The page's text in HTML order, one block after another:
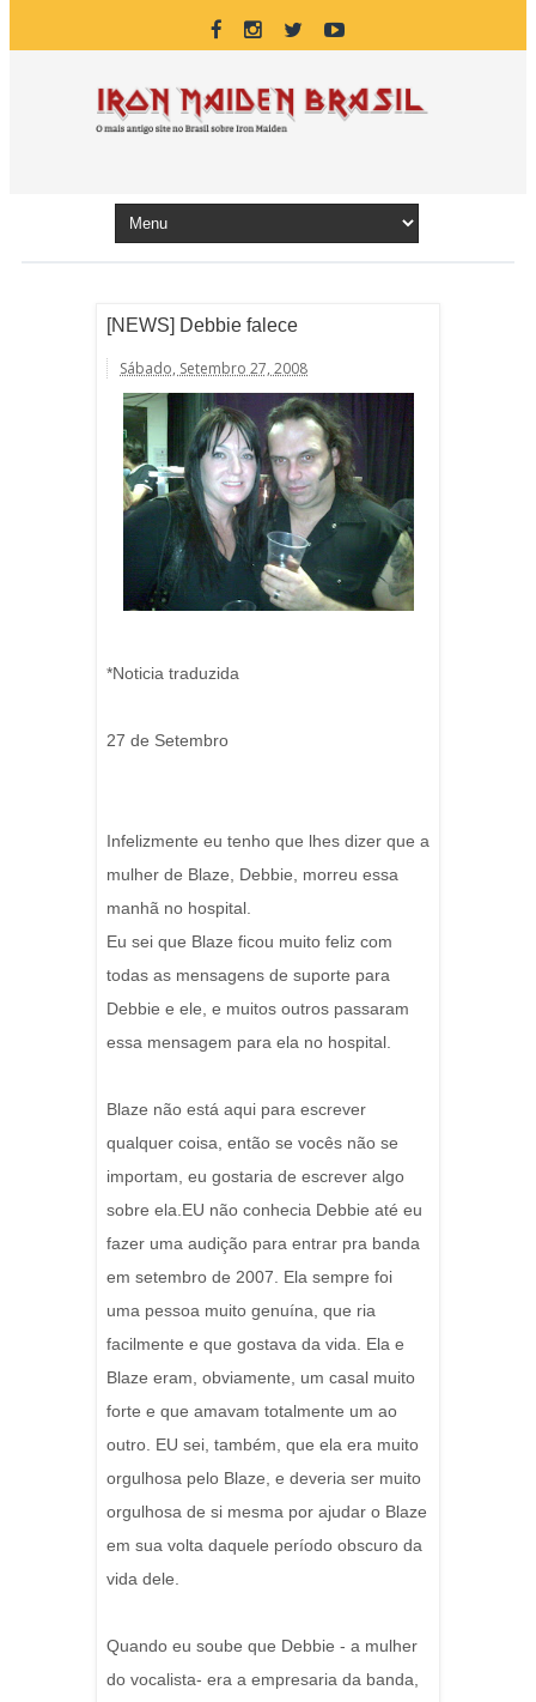
[NEWS] Debbie falece
Sábado, Setembro 27, 2008
*Noticia traduzida
27 de Setembro
Infelizmente eu tenho que lhes dizer que a
mulher de Blaze, Debbie, morreu essa
manhã no hospital.
Eu sei que Blaze ficou muito feliz com
todas as mensagens de suporte para
Debbie e ele, e muitos outros passaram
essa mensagem para ela no hospital.
Blaze não está aqui para escrever
qualquer coisa, então se vocês não se
importam, eu gostaria de escrever algo
sobre ela.EU não conhecia Debbie até eu
fazer uma audição para entrar pra banda
em setembro de 2007. Ela sempre foi
uma pessoa muito genuína, que ria
facilmente e que gostava da vida. Ela e
Blaze eram, obviamente, um casal muito
forte e que amavam totalmente um ao
outro. EU sei, também, que ela era muito
orgulhosa pelo Blaze, e deveria ser muito
orgulhosa de si mesma por ajudar o Blaze
em sua volta daquele período obscuro da
vida dele.
Quando eu soube que Debbie - a mulher
do vocalista- era a empresaria da banda,